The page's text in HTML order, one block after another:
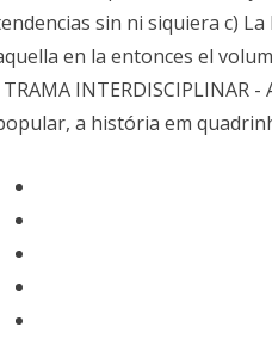
sin ni siquiera c)
en la entonces el
TRAMA INTERDISCIPLINAR
a história em